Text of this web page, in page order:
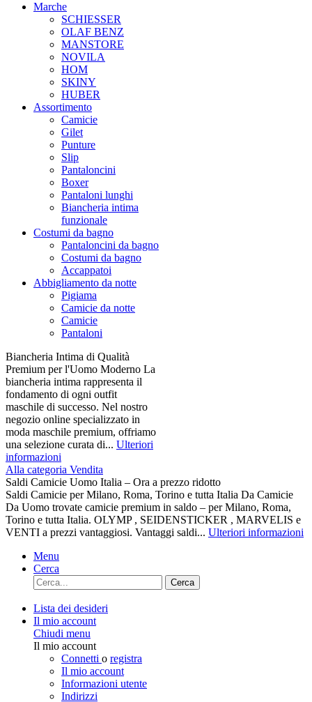
Marche
SCHIESSER
OLAF BENZ
MANSTORE
NOVILA
HOM
SKINY
HUBER
Assortimento
Camicie
Gilet
Punture
Slip
Pantaloncini
Boxer
Pantaloni lunghi
Biancheria intima
funzionale
Costumi da bagno
Pantaloncini da bagno
Costumi da bagno
Accappatoi
Abbigliamento da notte
Pigiama
Camicie da notte
Camicie
Pantaloni
Biancheria Intima di Qualità
Premium per l'Uomo Moderno La
biancheria intima rappresenta il
fondamento di ogni outfit
maschile di successo. Nel nostro
negozio online specializzato in
moda maschile premium, offriamo
una selezione curata di... Ulteriori
informazioni
Alla categoria Vendita
Saldi Camicie Uomo Italia – Ora a prezzo ridotto
Saldi Camicie per Milano, Roma, Torino e tutta Italia Da Camicie
Da Uomo trovate camicie premium in saldo – per Milano, Roma,
Torino e tutta Italia. OLYMP , SEIDENSTICKER , MARVELIS e
VENTI a prezzi vantaggiosi. Vantaggi saldi... Ulteriori informazioni
Menu
Cerca
Cerca
Lista dei desideri
Il mio account
Chiudi menu
Il mio account
Connetti o registra
Il mio account
Informazioni utente
Indirizzi